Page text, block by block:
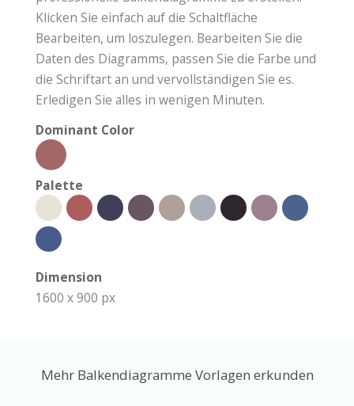
Klicken Sie einfach auf die Schaltfläche
Bearbeiten, um loszulegen. Bearbeiten Sie die
Daten des Diagramms, passen Sie die Farbe und
die Schriftart an und vervollständigen Sie es.
Erledigen Sie alles in wenigen Minuten.
Dominant Color
Palette
Dimension
1600 x 900 px
Mehr Balkendiagramme Vorlagen erkunden